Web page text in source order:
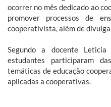
ocorrer no mês dedicado ao
promover processos de
cooperativista, além de
Segundo a docente
estudantes participaram
temáticas de educação
aplicadas a cooperativas.